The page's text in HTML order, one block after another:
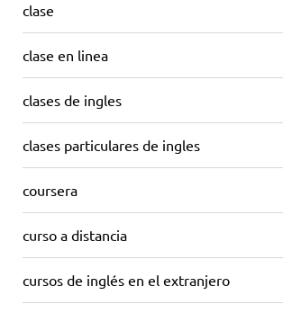
clase
clase en linea
clases de ingles
clases particulares de ingles
coursera
curso a distancia
cursos de inglés en el extranjero